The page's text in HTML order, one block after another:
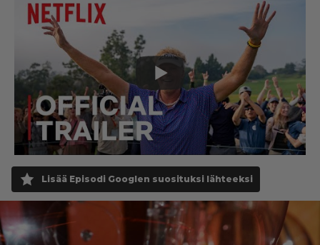
Lisää Episodi Googlen suosituksi lähteeksi